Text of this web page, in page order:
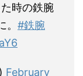
時の鉄腕
#鉄腕
February